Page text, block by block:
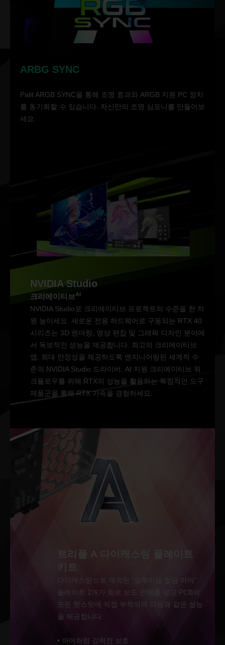
ARBG SYNC
Palit ARGB SYNC을 통해 조명 효과와 ARGB 지원 PC 장치
를 동기화할 수 있습니다. 자신만의 조명 심포니를 만들어보
세요.
NVIDIA Studio
크리에이티브 AI
NVIDIA Studio로 크리에이티브 프로젝트의 수준을 한 차
원 높이세요. 새로운 전용 하드웨어로 구동되는 RTX 40
시리즈는 3D 렌더링, 영상 편집 및 그래픽 디자인 분야에
서 독보적인 성능을 제공합니다. 최고의 크리에이티브
앱, 최대 안정성을 제공하도록 엔지니어링된 세계적 수
준의 NVIDIA Studio 드라이버, AI 지원 크리에이티브 워
크플로우를 위해 RTX의 성능을 활용하는 독점적인 도구
제품군을 통해 RTX 가속을 경험하세요.
트리플 A 다이캐스팅 플레이트
키트
다이캐스팅으로 제작된 "알루미늄 합금 아머"
플레이트 2개가 회로 보드 전체를 덮고 PCB의
모든 핫스팟에 직접 부착되며 다음과 같은 성능
을 제공합니다:
• 아머처럼 강력한 보호